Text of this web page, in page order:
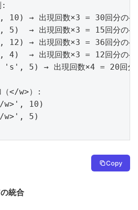
:
10) → 出現回数×3 = 30回分のペ
5)  → 出現回数×3 = 15回分のペ
12) → 出現回数×3 = 36回分のペ
4)  → 出現回数×3 = 12回分のペ
5) → 出現回数×4 = 20回分
（</w>）:
w>', 10)
w>', 5)
Copy
統合